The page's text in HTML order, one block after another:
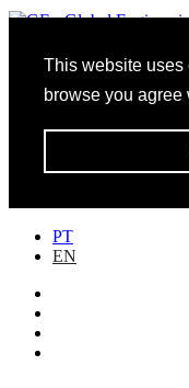
This website uses
browse you agree
Portefólio
PT
EN